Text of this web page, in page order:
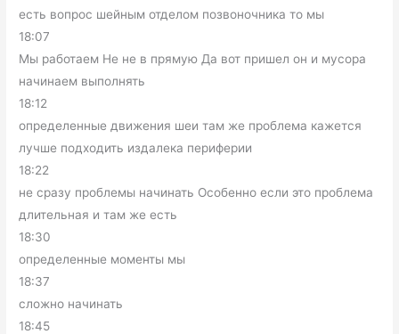
есть вопрос шейным отделом позвоночника то мы
18:07
Мы работаем Не не в прямую Да вот пришел он и мусора
начинаем выполнять
18:12
определенные движения шеи там же проблема кажется
лучше подходить издалека периферии
18:22
не сразу проблемы начинать Особенно если это проблема
длительная и там же есть
18:30
определенные моменты мы
18:37
сложно начинать
18:45